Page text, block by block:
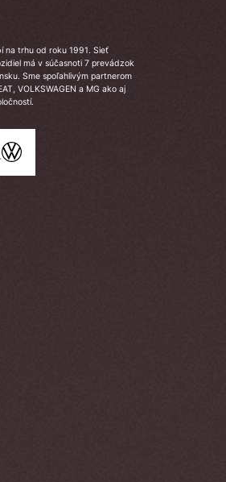
na trhu od roku 1991. Sieť
má v súčasnoti 7 prevádzok
Sme spoľahlivým partnerom
VOLKSWAGEN a MG ako aj